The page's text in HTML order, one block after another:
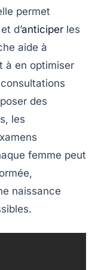
permet
d’anticiper les
aide à
à en optimiser
consultations
des
les
femme peut
naissance